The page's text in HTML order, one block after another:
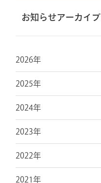
お知らせアーカイブ
2026年
2025年
2024年
2023年
2022年
2021年